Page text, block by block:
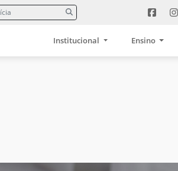
Institucional Ensino